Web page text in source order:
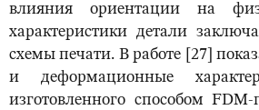
влияния ориентации на
характеристики детали
схемы печати. В работе [27]
и деформационные
изготовленного способом FDM-